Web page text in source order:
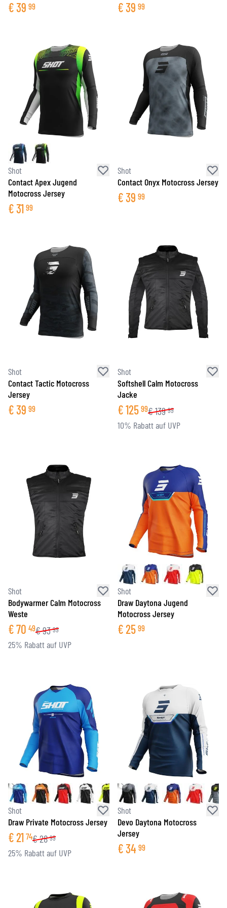
€39 99 €39 99
Shot
Contact Apex Jugend
Motocross Jersey
€31 99
Shot
Contact Onyx Motocross Jersey
€39 99
Shot
Contact Tactic Motocross
Jersey
€39 99
Shot
Softshell Calm Motocross
Jacke
€125 99€139 99
10% Rabatt auf UVP
Shot
Bodywarmer Calm Motocross
Weste
€70 49€93 99
25% Rabatt auf UVP
Shot
Draw Daytona Jugend
Motocross Jersey
€25 99
Shot
Draw Private Motocross Jersey
€21 74€28 99
25% Rabatt auf UVP
Shot
Devo Daytona Motocross
Jersey
€34 99